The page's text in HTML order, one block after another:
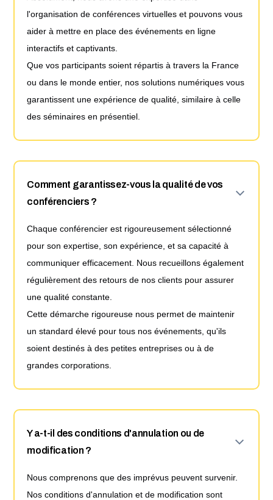
l'organisation de conférences virtuelles et pouvons vous
aider à mettre en place des événements en ligne
interactifs et captivants.
Que vos participants soient répartis à travers la France
ou dans le monde entier, nos solutions numériques vous
garantissent une expérience de qualité, similaire à celle
des séminaires en présentiel.
Comment garantissez-vous la qualité de vos
conférenciers ?
Chaque conférencier est rigoureusement sélectionné
pour son expertise, son expérience, et sa capacité à
communiquer efficacement. Nous recueillons également
régulièrement des retours de nos clients pour assurer
une qualité constante.
Cette démarche rigoureuse nous permet de maintenir
un standard élevé pour tous nos événements, qu'ils
soient destinés à des petites entreprises ou à de
grandes corporations.
Y a-t-il des conditions d'annulation ou de
modification ?
Nous comprenons que des imprévus peuvent survenir.
Nos conditions d'annulation et de modification sont